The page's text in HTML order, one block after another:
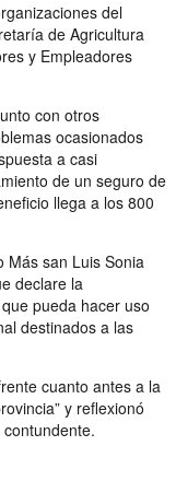
del
de Agricultura
y Empleadores
con otros
ocasionados
a casi
de un seguro de
llega a los 800
Más san Luis Sonia
declare la
pueda hacer uso
destinados a las
cuanto antes a la
y reflexionó